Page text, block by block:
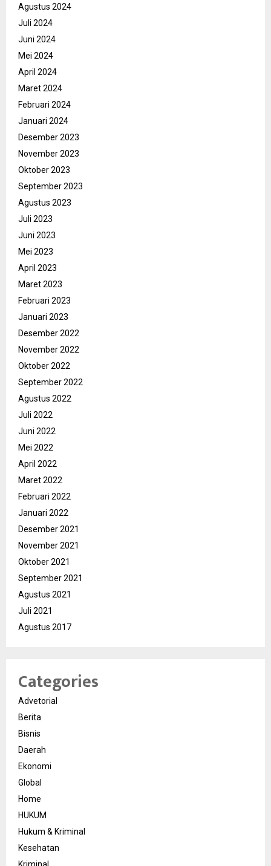
Agustus 2024
Juli 2024
Juni 2024
Mei 2024
April 2024
Maret 2024
Februari 2024
Januari 2024
Desember 2023
November 2023
Oktober 2023
September 2023
Agustus 2023
Juli 2023
Juni 2023
Mei 2023
April 2023
Maret 2023
Februari 2023
Januari 2023
Desember 2022
November 2022
Oktober 2022
September 2022
Agustus 2022
Juli 2022
Juni 2022
Mei 2022
April 2022
Maret 2022
Februari 2022
Januari 2022
Desember 2021
November 2021
Oktober 2021
September 2021
Agustus 2021
Juli 2021
Agustus 2017
Categories
Advetorial
Berita
Bisnis
Daerah
Ekonomi
Global
Home
HUKUM
Hukum & Kriminal
Kesehatan